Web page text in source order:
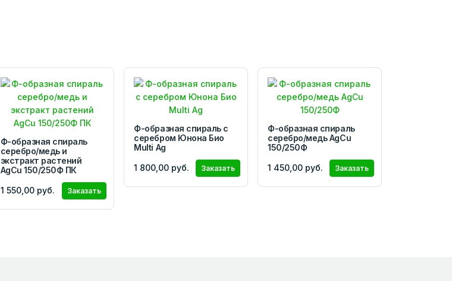
Ф-образная спираль
серебро/медь и
экстракт растений
AgCu 150/250Ф ПК
1 550,00 руб. Заказать
Ф-образная спираль с
серебром Юнона Био
Multi Ag
1 800,00 руб. Заказать
Ф-образная спираль
серебро/медь AgCu
150/250Ф
1 450,00 руб. Заказать